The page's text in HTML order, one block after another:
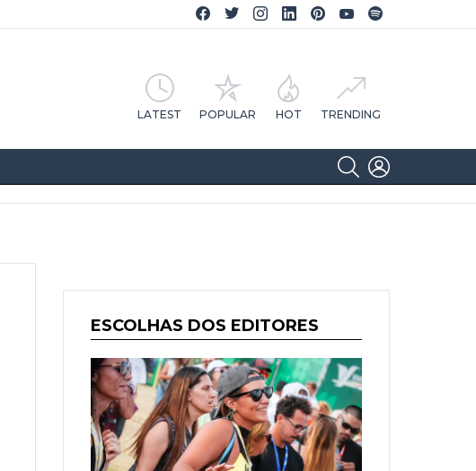
Facebook CA Notícias
Twitter CA Notícias
Instagram CA Notícias
Linkedin CA Notícias
Pinterest CA Notícias
YouTube CA Notícias
LATEST POPULAR HOT TRENDING
SEARCH
ESCOLHAS DOS EDITORES